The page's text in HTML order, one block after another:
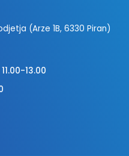
(Arze 1B, 6330 Piran)
13.00